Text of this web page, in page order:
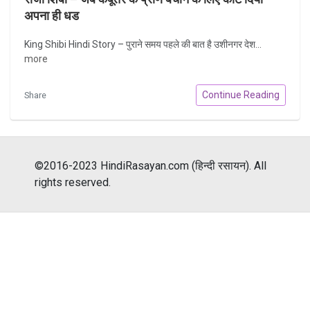
अपना ही धड
King Shibi Hindi Story – पुराने समय पहले की बात है उशीनगर देश...
more
Share Continue Reading
©2016-2023 HindiRasayan.com (हिन्दी रसायन). All
rights reserved.